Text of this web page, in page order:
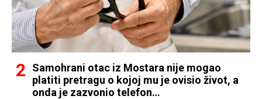
Samohrani otac iz Mostara nije mogao
platiti pretragu o kojoj mu je ovisio život, a
onda je zazvonio telefon…